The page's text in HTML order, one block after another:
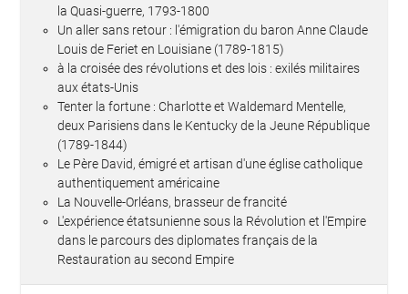
la Quasi-guerre, 1793-1800
Un aller sans retour : l'émigration du baron Anne Claude
Louis de Feriet en Louisiane (1789-1815)
à la croisée des révolutions et des lois : exilés militaires
aux états-Unis
Tenter la fortune : Charlotte et Waldemard Mentelle,
deux Parisiens dans le Kentucky de la Jeune République
(1789-1844)
Le Père David, émigré et artisan d'une église catholique
authentiquement américaine
La Nouvelle-Orléans, brasseur de francité
L'expérience étatsunienne sous la Révolution et l'Empire
dans le parcours des diplomates français de la
Restauration au second Empire